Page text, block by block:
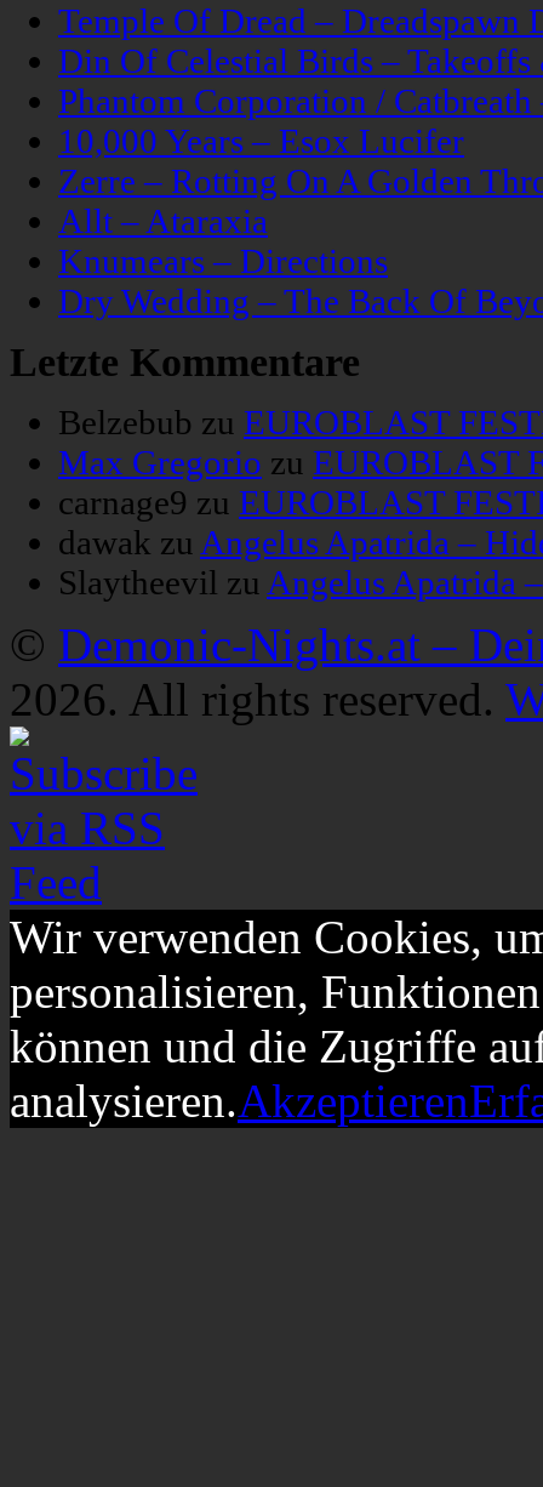
Temple Of Dread – Dreadspawn
Din Of Celestial Birds –
Phantom Corporation /
10,000 Years – Esox Lucifer
Zerre – Rotting On A Golden
Allt – Ataraxia
Knumears – Directions
Dry Wedding – The Back Of
Letzte Kommentare
Belzebub zu EUROBLAST
Max Gregorio zu EUROBLAST
carnage9 zu EUROBLAST
dawak zu Angelus Apatrida –
Slaytheevil zu Angelus Apatrida
© Demonic-Nights.at –
2026. All rights reserved.
Wir verwenden Cookies,
personalisieren,
können und die Zugriffe
analysieren.Akzeptieren